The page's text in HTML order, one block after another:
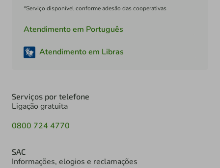
*Serviço disponível conforme adesão das cooperativas
Atendimento em Português
Atendimento em Libras
Serviços por telefone
Ligação gratuita
0800 724 4770
SAC
Informações, elogios e reclamações